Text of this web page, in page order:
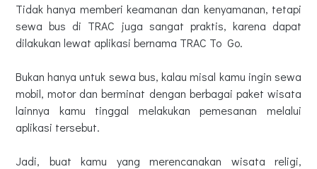
Tidak hanya memberi keamanan dan kenyamanan, tetapi
sewa bus di TRAC juga sangat praktis, karena dapat
dilakukan lewat aplikasi bernama TRAC To Go.
Bukan hanya untuk sewa bus, kalau misal kamu ingin sewa
mobil, motor dan berminat dengan berbagai paket wisata
lainnya kamu tinggal melakukan pemesanan melalui
aplikasi tersebut.
Jadi, buat kamu yang merencanakan wisata religi,